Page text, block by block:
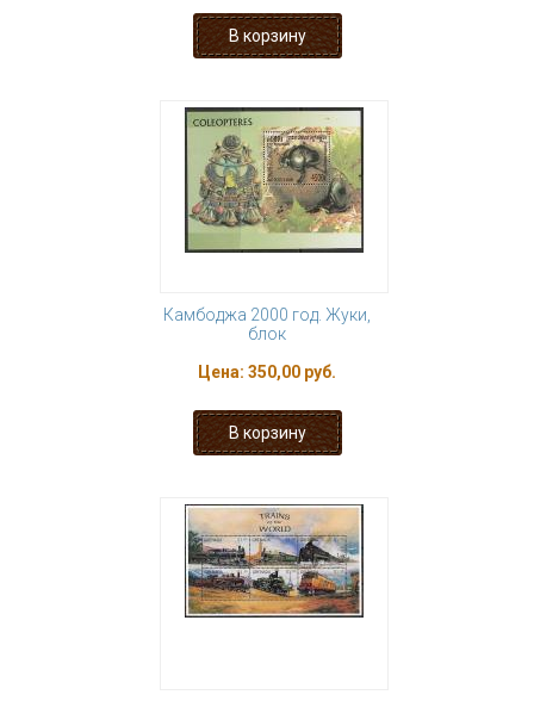
Камбоджа 2000 год. Жуки,
блок
Цена: 350,00 руб.